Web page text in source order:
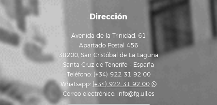
Dirección
Avenida de la Trinidad, 61
Apartado Postal 456
38200, San Cristóbal de La Laguna
Santa Cruz de Tenerife - España
Teléfono: (+34) 922 31 92 00
Whatsapp: (+34) 922 31 92 00
Correo electrónico: info@fg.ull.es